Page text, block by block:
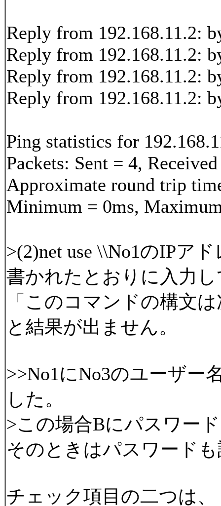
Reply from 192.168.11.2:
Reply from 192.168.11.2:
Reply from 192.168.11.2:
Reply from 192.168.11.2:
Ping statistics for
Packets: Sent = 4,
Approximate round trip
Minimum = 0ms,
>(2)net use \\No1のIPア
書かれたとおりに入力
「このコマンドの構文
と結果が出ません。
>>No1にNo3のユーザー
した。
>この場合Bにパスワー
そのときはパスワード
チェック項目の二つは、